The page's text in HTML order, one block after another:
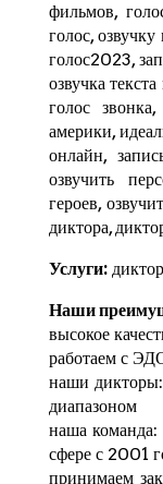
фильмов,
голос,
голос2023,
озвучка
голос
америки,
онлайн,
озвучить
героев,
диктора,
Услуги:
Наши
высокое
работаем с
наши
диапазоном
наша
сфере с 2001
принимаем